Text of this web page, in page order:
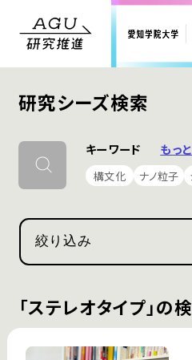
研究シーズ検索
キーワード もっ
構文化 ナノ粒子
絞り込み
「ステレオタイプ」の